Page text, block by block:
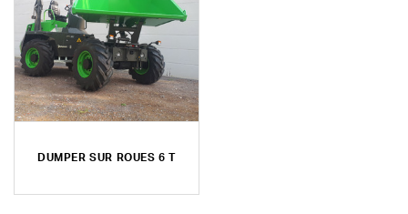
DUMPER SUR ROUES 6 T